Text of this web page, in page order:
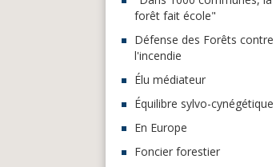
forêt fait école"
Défense des Forêts contre
l'incendie
Élu médiateur
Équilibre sylvo-cynégétique
En Europe
Foncier forestier